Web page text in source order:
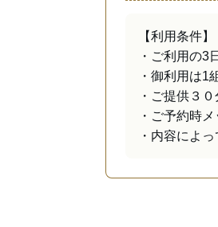
【利用条件】
・ご利用の3
・御利用は1
・ご提供３
・ご予約時
・内容によ